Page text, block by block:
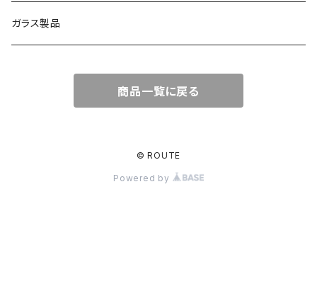
ガラス製品
商品一覧に戻る
© ROUTE
Powered by